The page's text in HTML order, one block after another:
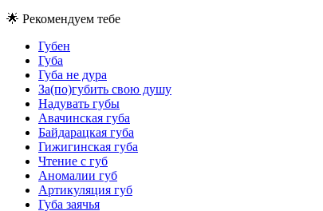
🌟 Рекомендуем тебе
Губен
Губа
Губа не дура
За(по)губить свою душу
Надувать губы
Авачинская губа
Байдарацкая губа
Гижигинская губа
Чтение с губ
Аномалии губ
Артикуляция губ
Губа заячья